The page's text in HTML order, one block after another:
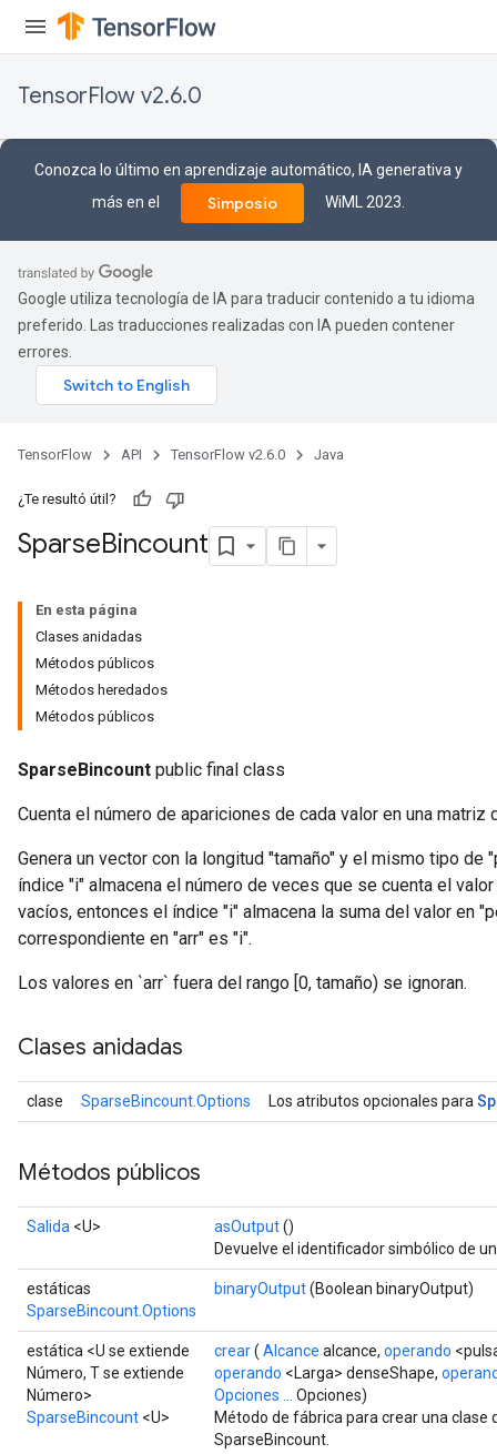
TensorFlow v2.6.0
Conozca lo último en aprendizaje automático, IA generativa y
más en el
Simposio WiML 2023.
Google utiliza tecnología de IA para traducir contenido a tu idioma
preferido. Las traducciones realizadas con IA pueden contener
errores.
TensorFlow API TensorFlow v2.6.0 Java
¿Te resultó útil?
SparseBincount
En esta página
Clases anidadas
Métodos públicos
Métodos heredados
Métodos públicos
SparseBincount public final class
Cuenta el número de apariciones de cada valor en una matriz
Genera un vector con la longitud "tamaño" y el mismo tipo
índice "i" almacena el número de veces que se cuenta el
vacíos, entonces el índice "i" almacena la suma del valor en
correspondiente en "arr" es "i".
Los valores en `arr` fuera del rango [0, tamaño) se ignoran.
Clases anidadas
clase SparseBincount.Options Los atributos opcionales para
Métodos públicos
Salida <U> asOutput()
Devuelve el identificador simbólico de
estáticas
SparseBincount.Options
binaryOutput(Boolean binaryOutput)
estática <U se extiende
Número, T se extiende
Número>
SparseBincount <U>
crear( Alcance alcance, operando
operando <Larga> denseShape,
Opciones ...
Opciones)
Método de fábrica para crear una clase
SparseBincount.